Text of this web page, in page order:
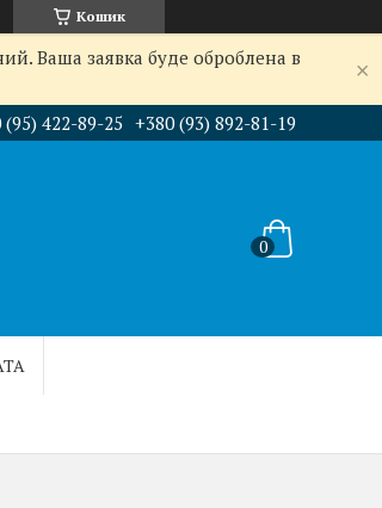
Кошик
Ваша заявка буде оброблена в
(95) 422-89-25 +380 (93) 892-81-19